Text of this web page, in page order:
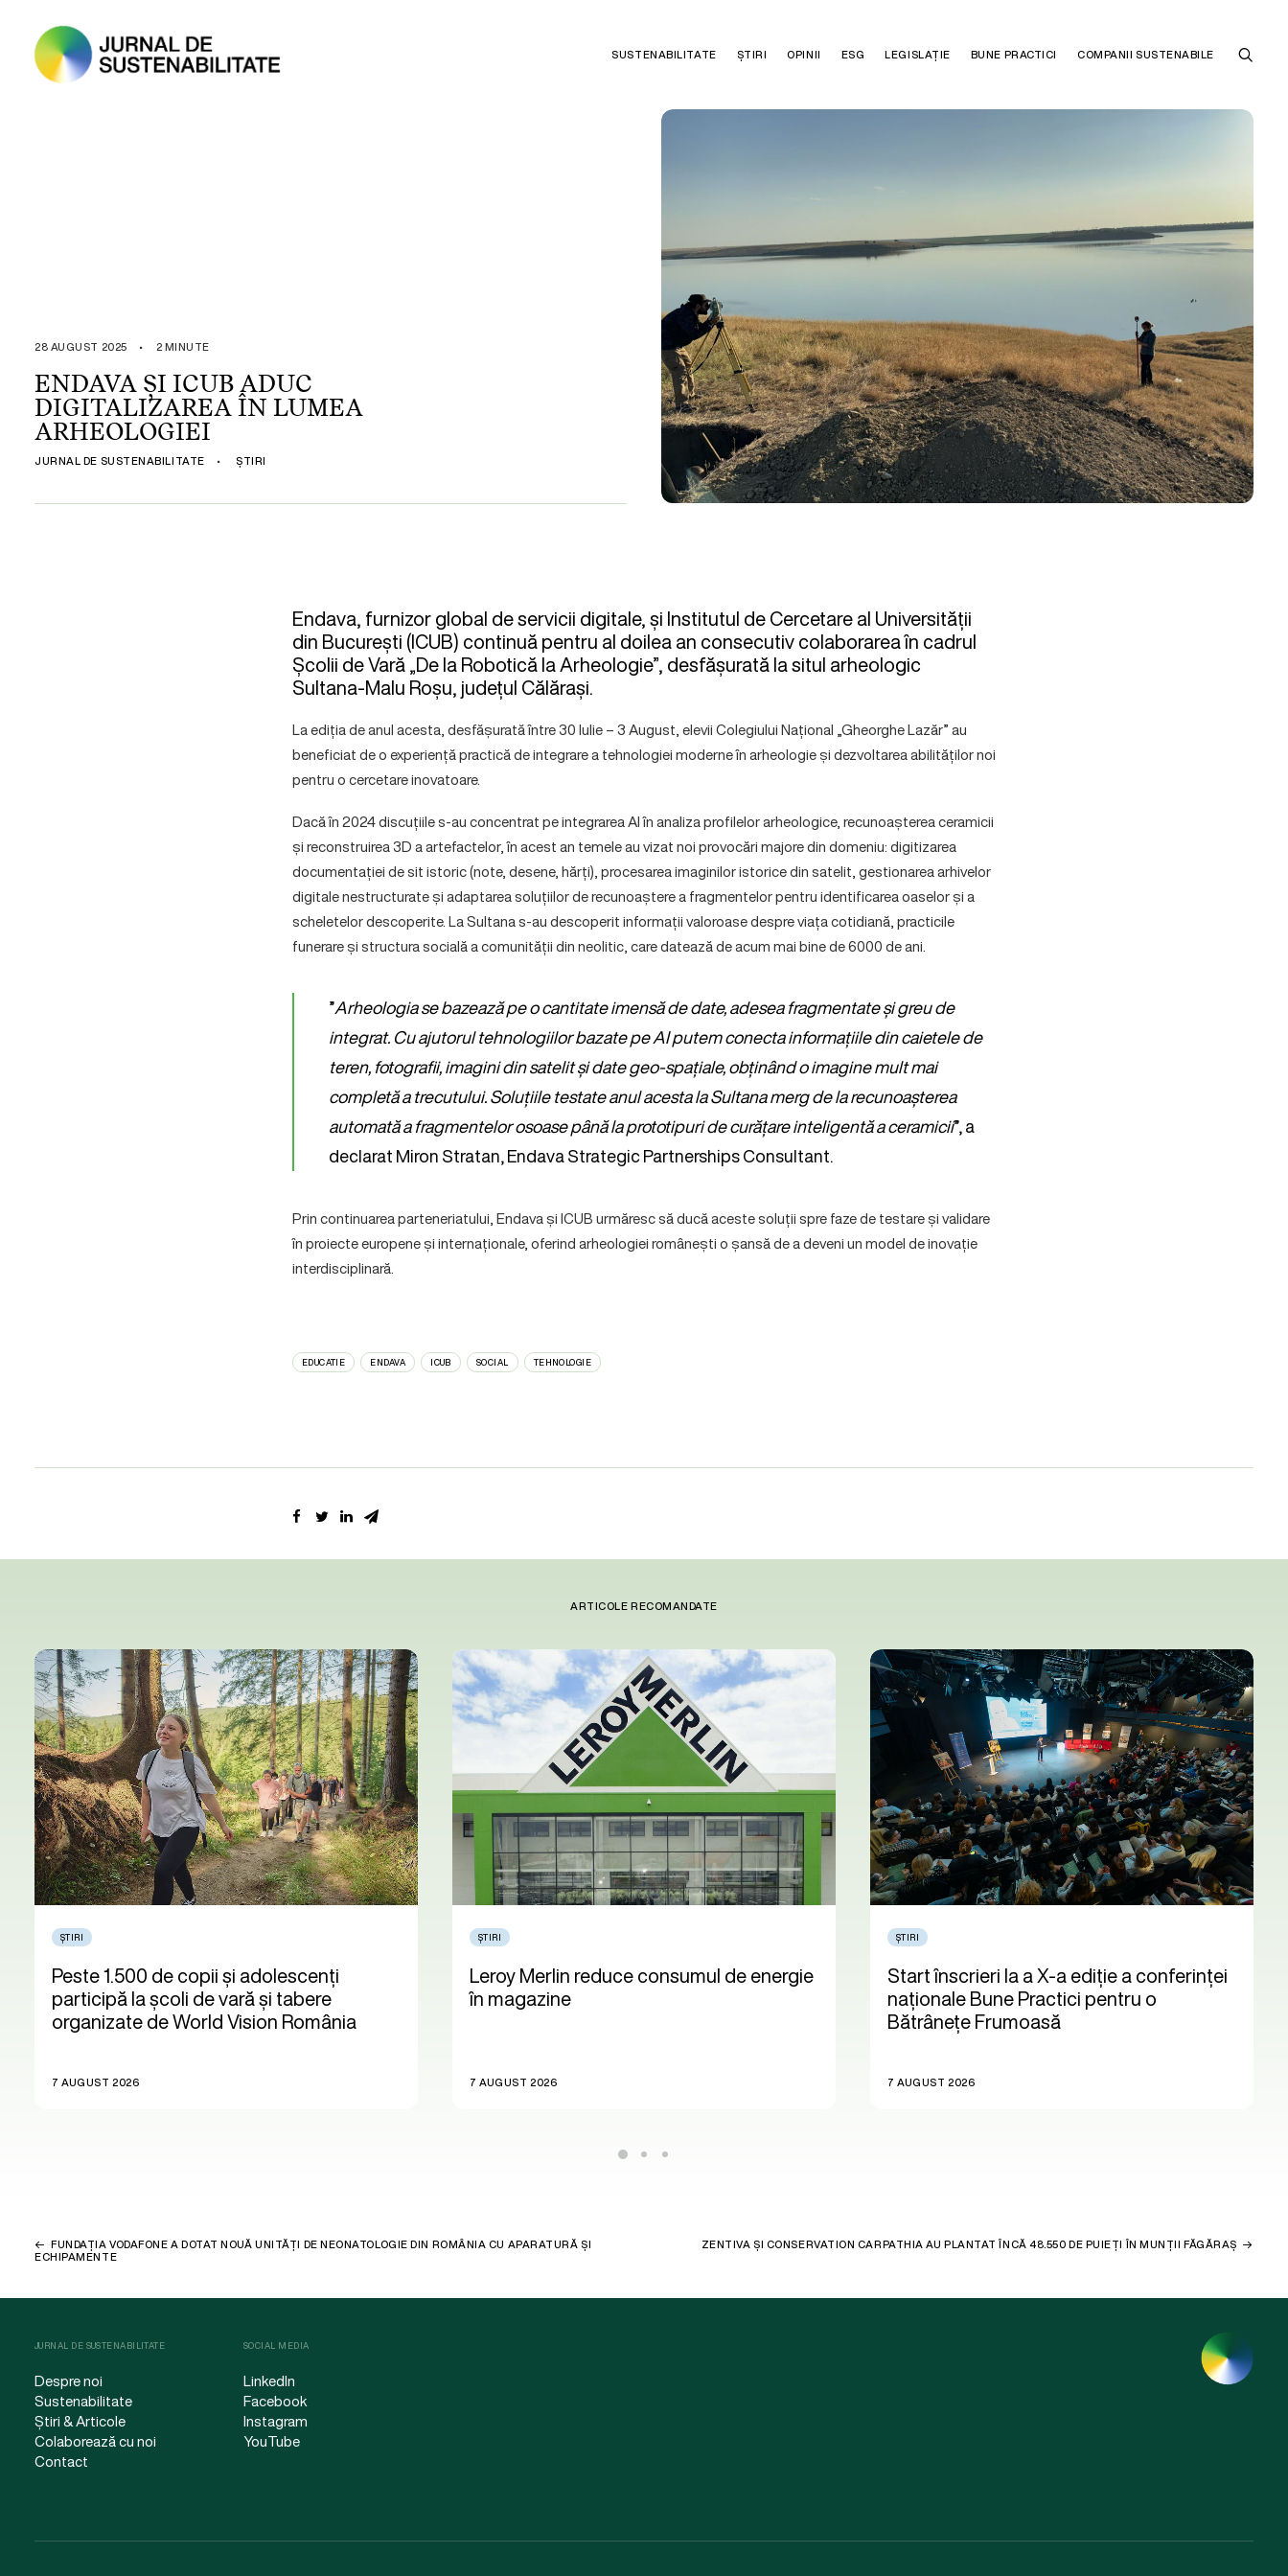
SUSTENABILITATE ȘTIRI OPINII ESG LEGISLAȚIE BUNE PRACTICI COMPANII SUSTENABILE
28 AUGUST 2025 • 2 MINUTE
ENDAVA ȘI ICUB ADUC
DIGITALIZAREA ÎN LUMEA
ARHEOLOGIEI
JURNAL DE SUSTENABILITATE • ȘTIRI
Endava, furnizor global de servicii digitale, și Institutul de Cercetare al Universității
din București (ICUB) continuă pentru al doilea an consecutiv colaborarea în cadrul
Școlii de Vară „De la Robotică la Arheologie”, desfășurată la situl arheologic
Sultana-Malu Roșu, județul Călărași.
La ediția de anul acesta, desfășurată între 30 Iulie – 3 August, elevii Colegiului Național „Gheorghe Lazăr” au
beneficiat de o experiență practică de integrare a tehnologiei moderne în arheologie și dezvoltarea abilităților noi
pentru o cercetare inovatoare.
Dacă în 2024 discuțiile s-au concentrat pe integrarea AI în analiza profilelor arheologice, recunoașterea ceramicii
și reconstruirea 3D a artefactelor, în acest an temele au vizat noi provocări majore din domeniu: digitizarea
documentației de sit istoric (note, desene, hărți), procesarea imaginilor istorice din satelit, gestionarea arhivelor
digitale nestructurate și adaptarea soluțiilor de recunoaștere a fragmentelor pentru identificarea oaselor și a
scheletelor descoperite. La Sultana s-au descoperit informații valoroase despre viața cotidiană, practicile
funerare și structura socială a comunității din neolitic, care datează de acum mai bine de 6000 de ani.
”Arheologia se bazează pe o cantitate imensă de date, adesea fragmentate și greu de
integrat. Cu ajutorul tehnologiilor bazate pe AI putem conecta informațiile din caietele de
teren, fotografii, imagini din satelit și date geo-spațiale, obținând o imagine mult mai
completă a trecutului. Soluțiile testate anul acesta la Sultana merg de la recunoașterea
automată a fragmentelor osoase până la prototipuri de curățare inteligentă a ceramicii”, a
declarat Miron Stratan, Endava Strategic Partnerships Consultant.
Prin continuarea parteneriatului, Endava și ICUB urmăresc să ducă aceste soluții spre faze de testare și validare
în proiecte europene și internaționale, oferind arheologiei românești o șansă de a deveni un model de inovație
interdisciplinară.
EDUCATIE ENDAVA ICUB SOCIAL TEHNOLOGIE
ARTICOLE RECOMANDATE
ȘTIRI
Peste 1.500 de copii și adolescenți
participă la școli de vară și tabere
organizate de World Vision România
7 AUGUST 2026
ȘTIRI
Leroy Merlin reduce consumul de energie
în magazine
7 AUGUST 2026
ȘTIRI
Start înscrieri la a X-a ediție a conferinței
naționale Bune Practici pentru o
Bătrânețe Frumoasă
7 AUGUST 2026
FUNDAȚIA VODAFONE A DOTAT NOUĂ UNITĂȚI DE NEONATOLOGIE DIN ROMÂNIA CU APARATURĂ ȘI
ECHIPAMENTE
ZENTIVA ȘI CONSERVATION CARPATHIA AU PLANTAT ÎNCĂ 48.550 DE PUIEȚI ÎN MUNȚII FĂGĂRAȘ
JURNAL DE SUSTENABILITATE
Despre noi
Sustenabilitate
Știri & Articole
Colaborează cu noi
Contact
SOCIAL MEDIA
LinkedIn
Facebook
Instagram
YouTube